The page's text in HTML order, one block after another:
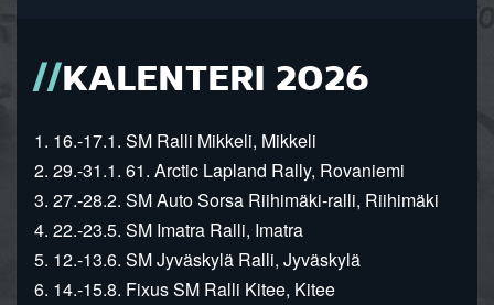
KALENTERI 2026
1. 16.-17.1. SM Ralli Mikkeli, Mikkeli
2. 29.-31.1. 61. Arctic Lapland Rally, Rovaniemi
3. 27.-28.2. SM Auto Sorsa Riihimäki-ralli, Riihimäki
4. 22.-23.5. SM Imatra Ralli, Imatra
5. 12.-13.6. SM Jyväskylä Ralli, Jyväskylä
6. 14.-15.8. Fixus SM Ralli Kitee, Kitee